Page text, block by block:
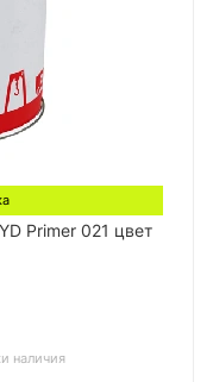
Primer 021 цвет
наличия